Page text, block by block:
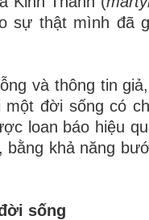
sự thật mình đã
và thông tin
đời sống có
loan báo hiệu
khả năng
sống